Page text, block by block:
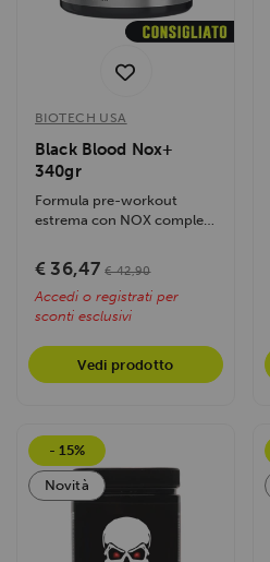
BIOTECH USA
Black Blood Nox+
340gr
Formula pre-workout
estrema con NOX complex,
Potenzia...
€ 36,47 € 42,90
Accedi o registrati per
sconti esclusivi
Vedi prodotto
- 15%
Novità